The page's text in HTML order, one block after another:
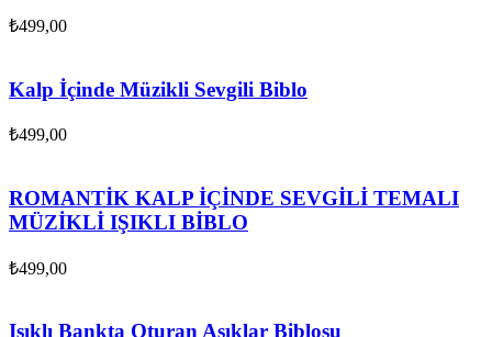
₺499,00
Kalp İçinde Müzikli Sevgili Biblo
₺499,00
ROMANTİK KALP İÇİNDE SEVGİLİ TEMALI
MÜZİKLİ IŞIKLI BİBLO
₺499,00
Işıklı Bankta Oturan Aşıklar Biblosu